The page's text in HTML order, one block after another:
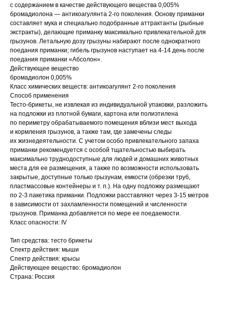
с содержанием в качестве действующего вещества 0,005%
бромадиолона — антикоагулянта 2-го поколения. Основу приманки
составляет мука и специально подобранные аттрактанты (рыбные
экстракты), делающие приманку максимально привлекательной для
грызунов. Летальную дозу грызуны набирают после однократного
поедания приманки; гибель грызунов наступает на 4-14 день после
поедания приманки «Абсолон».
Действующее вещество
бромадиолон 0,005%
Класс химических веществ: антикоагулянт 2-го поколения
Способ применения
Тесто-брикеты, не извлекая из индивидуальной упаковки, разложить
на подложки из плотной бумаги, картона или полиэтилена
по периметру обрабатываемого помещения вблизи мест выхода
и кормления грызунов, а также там, где замечены следы
их жизнедеятельности. С учетом особо привлекательного запаха
приманки рекомендуется с особой тщательностью выбирать
максимально труднодоступные для людей и домашних животных
места для ее размещения, а также по возможности использовать
закрытые, доступные только грызунам, емкости (обрезки труб,
пластмассовые контейнеры и т. п.). На одну подложку размещают
по 2-3 пакетика приманки. Подложки расставляют через 3-15 метров
в зависимости от захламленности помещений и численности
грызунов. Приманка добавляется по мере ее поедаемости.
Класс опасности: IV
Тип средства: тесто брикеты
Спектр действия: мыши
Спектр действия: крысы
Действующее вещество: бромадиолон
Страна: Россия